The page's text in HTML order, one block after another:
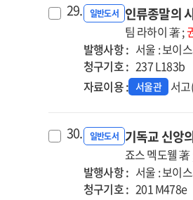
29. 일반도서 인류종말의
팀 라하이 著 ;
발행사항 : 서울 : 보이
청구기호 : 237 L183b
자료이용 : 서울관 서
30. 일반도서 기독교 신앙
죠스 멕도웰
발행사항 : 서울 : 보이
청구기호 : 201 M478e